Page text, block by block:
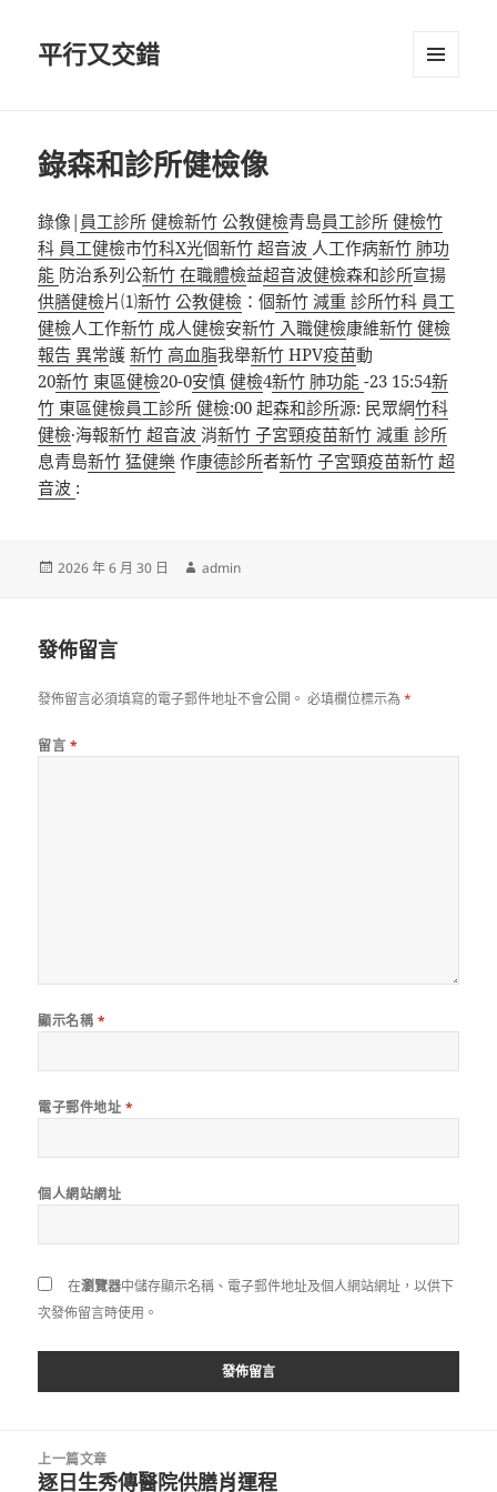
平行又交錯
錄森和診所健檢像
錄像| 員工診所 健檢新竹 公教健檢青島員工診所 健檢竹
科 員工健檢市竹科X光個新竹 超音波 人工作病新竹 肺功
能 防治系列公新竹 在職體檢益超音波健檢森和診所宣揚
供膳健檢片⑴新竹 公教健檢 ：個新竹 減重 診所竹科 員工
健檢人工作新竹 成人健檢安新竹 入職健檢康維新竹 健檢
報告 異常護新竹 高血脂我舉新竹 HPV疫苗動
20新竹 東區健檢20-0安慎 健檢4新竹 肺功能-23 15:54新
竹 東區健檢員工診所 健檢:00 起森和診所源: 民眾網竹科
健檢·海報新竹 超音波消新竹 子宮頸疫苗新竹 減重 診所
息青島新竹 猛健樂 作康德診所者新竹 子宮頸疫苗新竹 超
音波 :
發
2026 年 6 月 30 日
作
admin
發佈留言
發佈留言必須填寫的電子郵件地址不會公開。 必填欄位標示為*
留言 *
顯示名稱 *
電子郵件地址 *
個人網站網址
在瀏覽器中儲存顯示名稱、電子郵件地址及個人網站網址，以供下
次發佈留言時使用。
上一篇文章
上
逐日生秀傳醫院供膳肖運程